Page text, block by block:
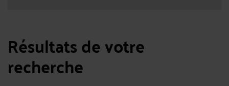
Résultats de votre
recherche